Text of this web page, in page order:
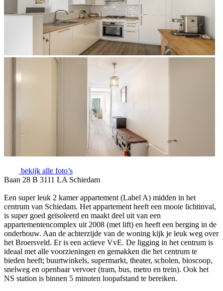
bekijk alle foto’s
Baan 28 B 3111 LA Schiedam
Een super leuk 2 kamer appartement (Label A) midden in het
centrum van Schiedam. Het appartement heeft een mooie lichtinval,
is super goed geïsoleerd en maakt deel uit van een
appartementencomplex uit 2008 (met lift) en heeft een berging in de
onderbouw. Aan de achterzijde van de woning kijk je leuk weg over
het Broersveld. Er is een actieve VvE. De ligging in het centrum is
ideaal met alle voorzieningen en gemakken die het centrum te
bieden heeft; buurtwinkels, supermarkt, theater, scholen, bioscoop,
snelweg en openbaar vervoer (tram, bus, metro en trein). Ook het
NS station is binnen 5 minuten loopafstand te bereiken.